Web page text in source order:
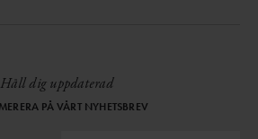
Håll dig uppdaterad
PÅ VÅRT NYHETSBREV